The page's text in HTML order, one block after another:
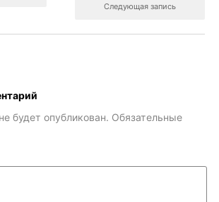
Следующая запись
будет опубликован. Обязательные